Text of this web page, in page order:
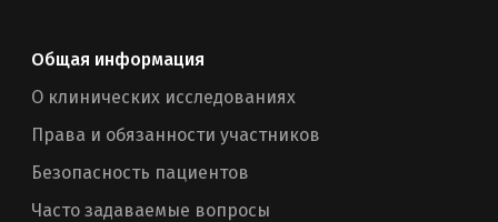
Общая информация
О клинических исследованиях
Права и обязанности участников
Безопасность пациентов
Часто задаваемые вопросы